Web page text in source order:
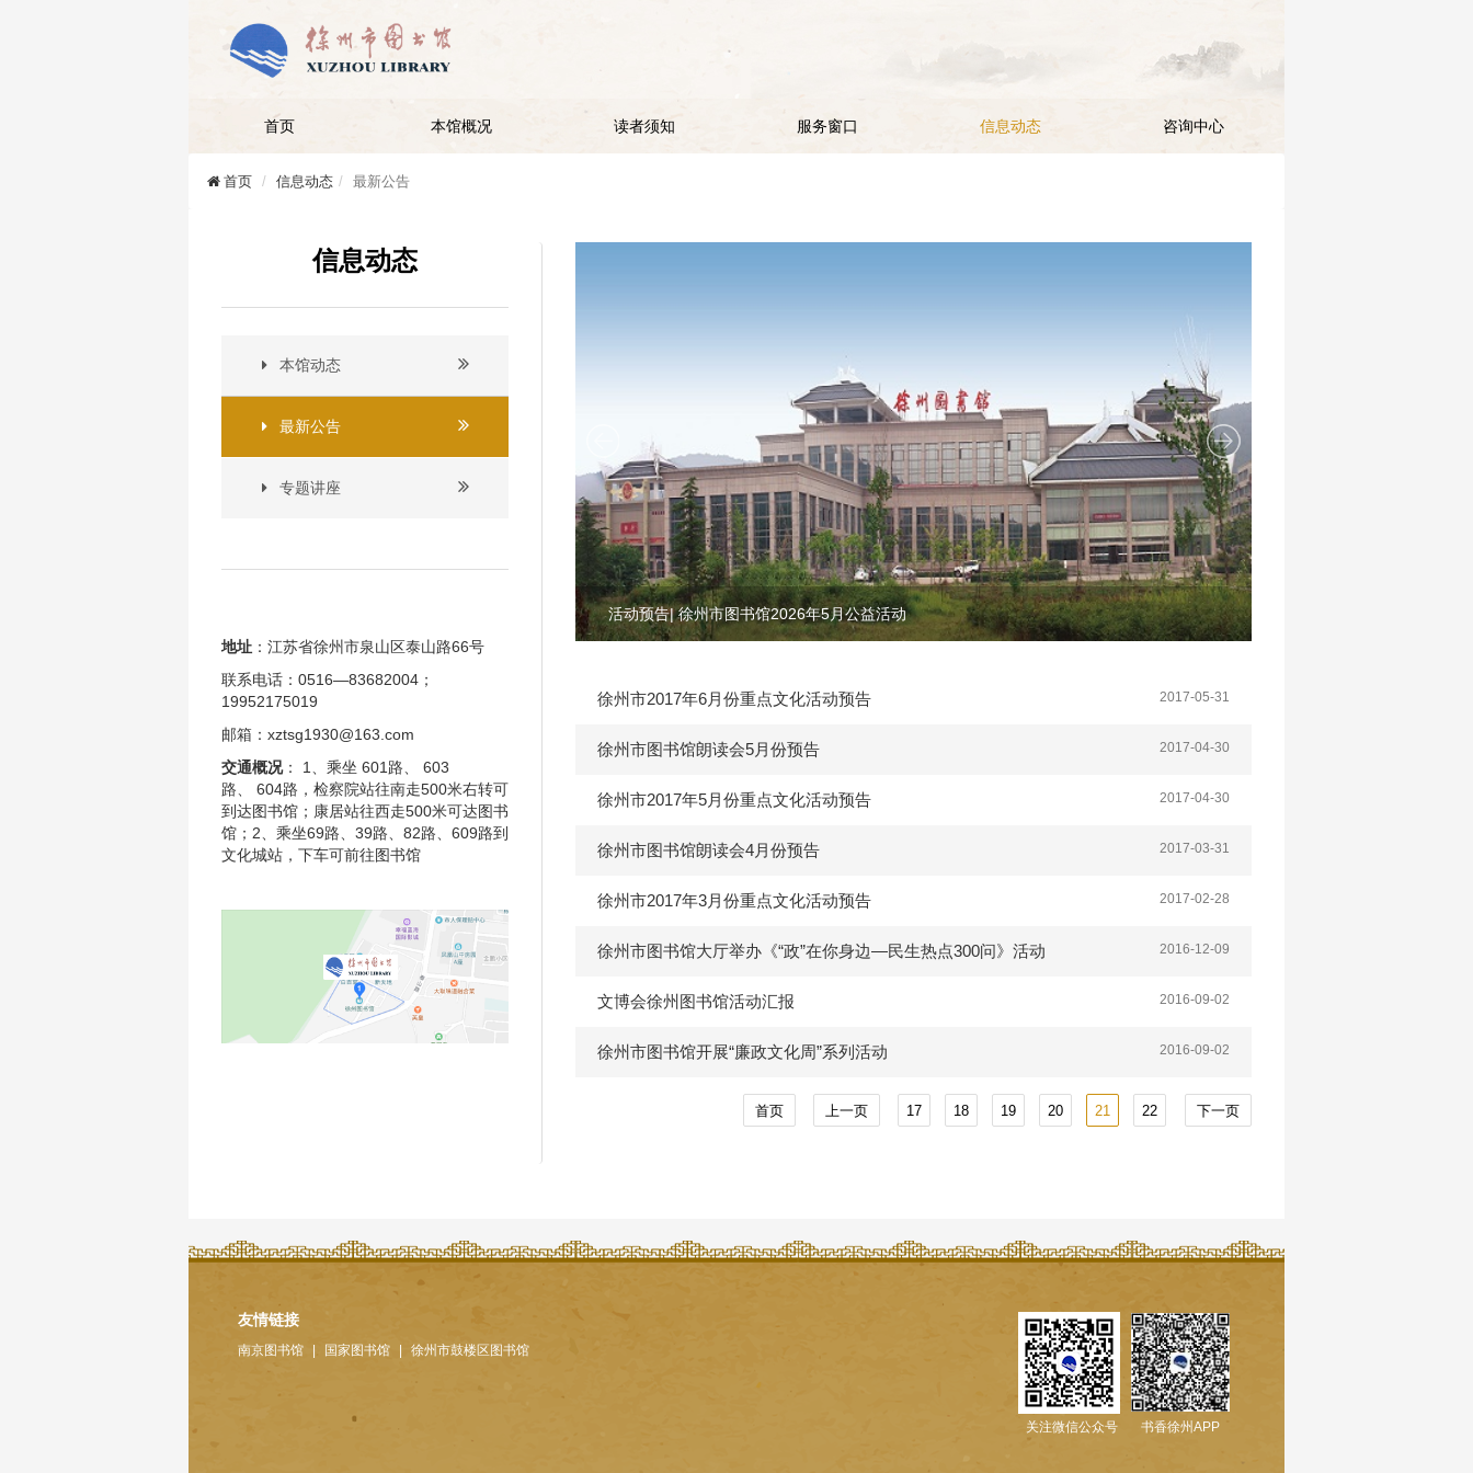
首页 本馆概况 读者须知 服务窗口 信息动态 咨询中心
首页 信息动态 最新公告
信息动态
本馆动态
最新公告
专题讲座
地址 ：江苏省徐州市泉山区泰山路66号
联系电话：0516—83682004；
19952175019
邮箱：xztsg1930@163.com
交通概况： 1、乘坐 601路、 603
路、 604路，检察院站往南走500米右转可
到达图书馆；康居站往西走500米可达图书
馆；2、乘坐69路、39路、82路、609路到
文化城站，下车可前往图书馆
活动预告| 徐州市图书馆2026年5月公益活动
徐州市2017年6月份重点文化活动预告 2017-05-31
徐州市图书馆朗读会5月份预告 2017-04-30
徐州市2017年5月份重点文化活动预告 2017-04-30
徐州市图书馆朗读会4月份预告 2017-03-31
徐州市2017年3月份重点文化活动预告 2017-02-28
徐州市图书馆大厅举办《“政”在你身边—民生热点300问》活动 2016-12-09
文博会徐州图书馆活动汇报 2016-09-02
徐州市图书馆开展“廉政文化周”系列活动 2016-09-02
首页 上一页 17 18 19 20 21 22 下一页
友情链接
南京图书馆 | 国家图书馆 | 徐州市鼓楼区图书馆
关注微信公众号 书香徐州APP